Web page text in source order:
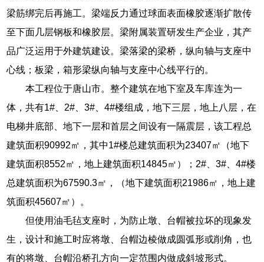
梁筋绑完后再施工。梁端反力通过球面表面橡胶逐渐扩散传
至下面几层钢板和橡胶层。梁附属装置研发生产企业，其产
品广泛运用于外建筑建设。梁落梁的梁桥，纵向轴与支座中
心线；板梁，箱形梁纵向轴与支座中心线平行的。
本工程位于唐山市。整个建筑在地下室及车库连为一
体，共有1#、2#、3#、4#楼组成，地下三层，地上八层，在
电梯井底部、地下一层和首层之间设有一隔震层，该工程总
建筑面积90992㎡，其中1#楼总建筑面积为23407㎡（地下
建筑面积8552㎡，地上建筑面积14845㎡）；2#、3#、4#楼
总建筑面积为67590.3㎡，（地下建筑面积21986㎡，地上建
筑面积45607㎡）。
但使用油毛毡支座时，为防止墩、台帽被拉坏的现象发
生，设计和施工时应将墩、台帽边棱做成圆弧形或削角，也
有的将墩、台帽沿桥孔方向一定范围内做成斜坡形式。